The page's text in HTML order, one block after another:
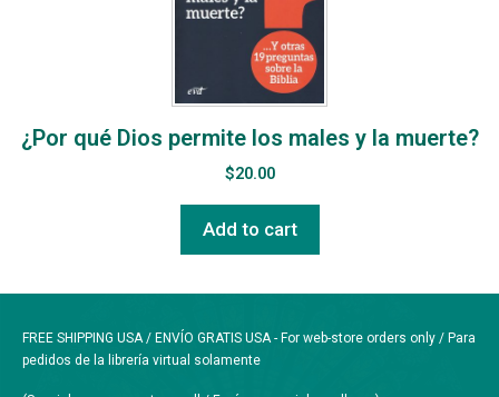
¿Por qué Dios permite los males y la muerte?
$20.00
Add to cart
FREE SHIPPING USA / ENVÍO GRATIS USA - For web-store orders only / Para
pedidos de la librería virtual solamente